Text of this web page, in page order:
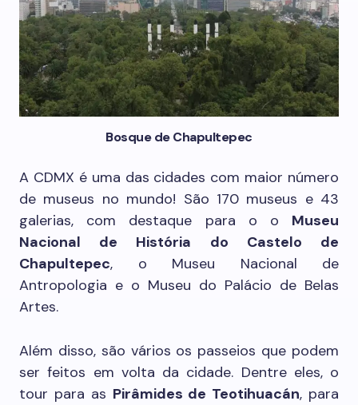
Bosque de Chapultepec
A CDMX é uma das cidades com maior número
de museus no mundo! São 170 museus e 43
galerias, com destaque para o o Museu
Nacional de História do Castelo de
Chapultepec, o Museu Nacional de
Antropologia e o Museu do Palácio de Belas
Artes.
Além disso, são vários os passeios que podem
ser feitos em volta da cidade. Dentre eles, o
tour para as Pirâmides de Teotihuacán, para